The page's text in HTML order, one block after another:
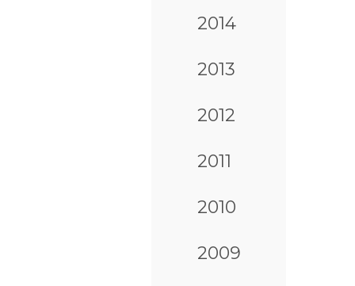
2014
2013
2012
2011
2010
2009